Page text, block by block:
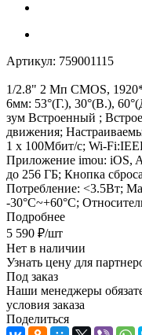
Артикул: 759001115
1/2.8" 2 Мп CMOS,
6мм: 53°(Г.), 30°(В.),
зум Встроенный ;
движения;
1 x 100Мбит/с; Wi-
Приложение imou: iOS,
до 256 ГБ; Кнопка
Потребление: <3.5Вт;
-30°C~+60°C;
Подробнее
5 590 ₽/шт
Нет в наличии
Узнать цену для
Под заказ
Наши менеджеры
условия заказа
Поделиться